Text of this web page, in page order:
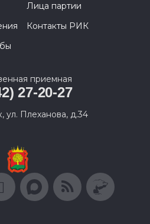
Лица партии
Контакты РИК
приемная
27-20-27
ул. Плеханова, д.34